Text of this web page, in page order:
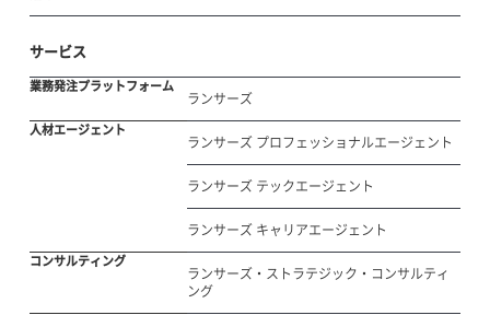
サービス
業務発注プラットフォーム
ランサーズ
人材エージェント
ランサーズ プロフェッショナルエージェント
ランサーズ テックエージェント
ランサーズ キャリアエージェント
コンサルティング
ランサーズ・ストラテジック・コンサルティ
ング